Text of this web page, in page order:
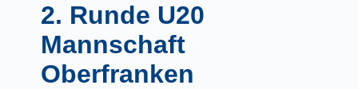
2. Runde U20
Mannschaft
Oberfranken